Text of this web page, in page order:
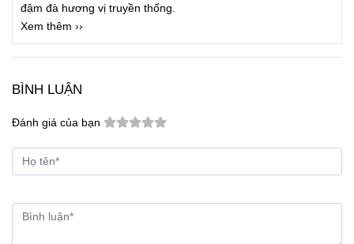
đậm đà hương vị truyền thống.
Xem thêm ››
BÌNH LUẬN
Đánh giá của bạn